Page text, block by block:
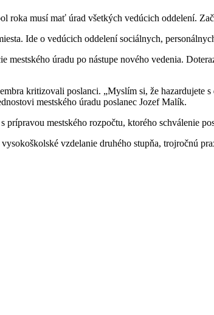
roka musí mať úrad všetkých vedúcich oddelení.
Ide o vedúcich oddelení sociálnych,
úradu po nástupe nového vedenia.
kritizovali poslanci. „Myslím si, že
mestského úradu poslanec Jozef Malík.
mestského rozpočtu, ktorého schválenie
vzdelanie druhého stupňa, trojročnú